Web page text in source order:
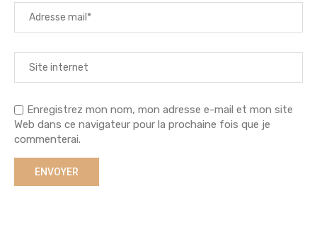
Enregistrez mon nom, mon adresse e-mail et mon site
Web dans ce navigateur pour la prochaine fois que je
commenterai.